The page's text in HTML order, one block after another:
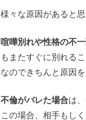
様々な原因があると思
喧嘩別れや性格の不
もまたすぐに別れる
なのできちんと原因を
不倫がバレた場合は
この場合、相手もし